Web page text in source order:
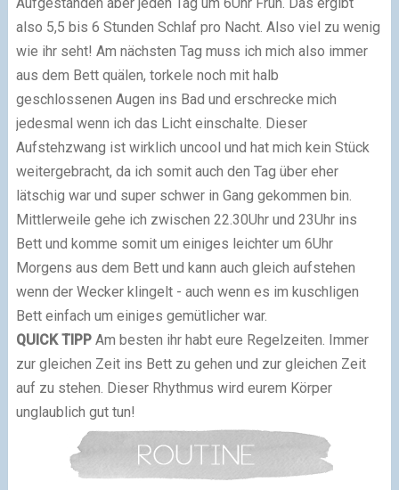
also 5,5 bis 6 Stunden Schlaf pro Nacht. Also viel zu wenig
wie ihr seht! Am nächsten Tag muss ich mich also immer
aus dem Bett quälen, torkele noch mit halb
geschlossenen Augen ins Bad und erschrecke mich
jedesmal wenn ich das Licht einschalte. Dieser
Aufstehzwang ist wirklich uncool und hat mich kein Stück
weitergebracht, da ich somit auch den Tag über eher
lätschig war und super schwer in Gang gekommen bin.
Mittlerweile gehe ich zwischen 22.30Uhr und 23Uhr ins
Bett und komme somit um einiges leichter um 6Uhr
Morgens aus dem Bett und kann auch gleich aufstehen
wenn der Wecker klingelt - auch wenn es im kuschligen
Bett einfach um einiges gemütlicher war.
QUICKTIPP Am besten ihr habt eure Regelzeiten. Immer
zur gleichen Zeit ins Bett zu gehen und zur gleichen Zeit
auf zu stehen. Dieser Rhythmus wird eurem Körper
unglaublich gut tun!